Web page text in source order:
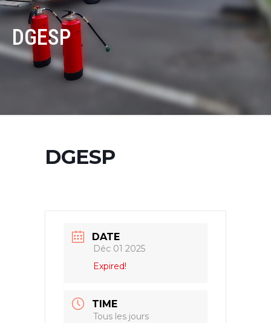
DGESP
DGESP
DATE
Déc 01 2025
Expired!
TIME
Tous les jours